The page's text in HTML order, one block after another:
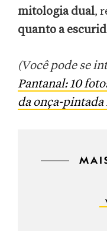
mitologia dual,
quanto a
(Você pode se
Pantanal: 10
da onça-pintada